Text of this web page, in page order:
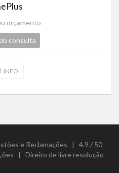
orçamento
consulta
INFO
e Reclamações | 4.9 / 50
| Direito de livre resolução